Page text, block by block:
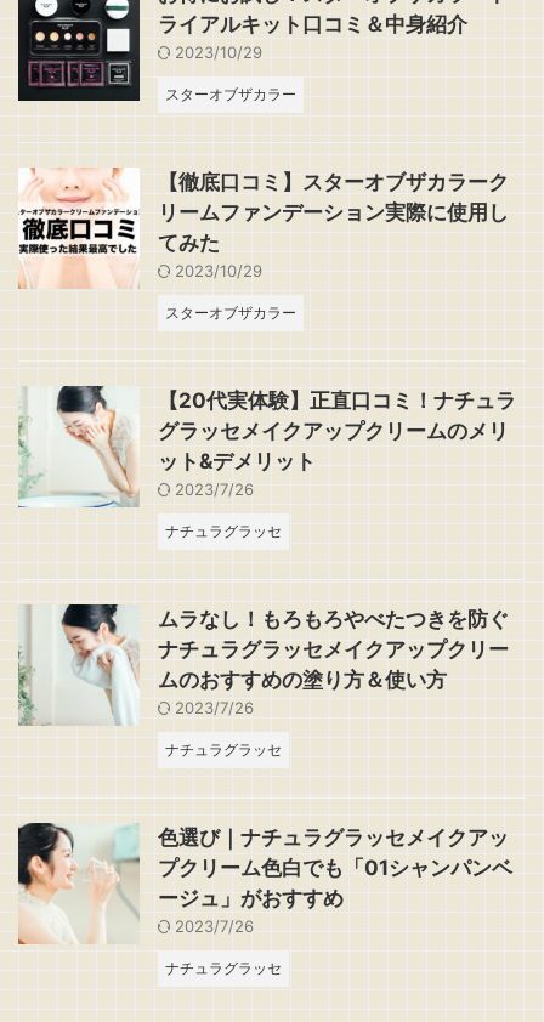
ライアルキット口コミ＆中身紹介
2023/10/29
スターオブザカラー
【徹底口コミ】スターオブザカラーク
リームファンデーション実際に使用し
てみた
2023/10/29
スターオブザカラー
【20代実体験】正直口コミ！ナチュラ
グラッセメイクアップクリームのメリ
ット&デメリット
2023/7/26
ナチュラグラッセ
ムラなし！もろもろやべたつきを防ぐ
ナチュラグラッセメイクアップクリー
ムのおすすめの塗り方＆使い方
2023/7/26
ナチュラグラッセ
色選び｜ナチュラグラッセメイクアッ
プクリーム色白でも「01シャンパンベ
ージュ」がおすすめ
2023/7/26
ナチュラグラッセ